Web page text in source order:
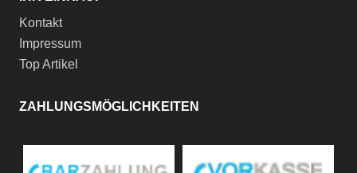
Kontakt
Impressum
Top Artikel
ZAHLUNGSMÖGLICHKEITEN